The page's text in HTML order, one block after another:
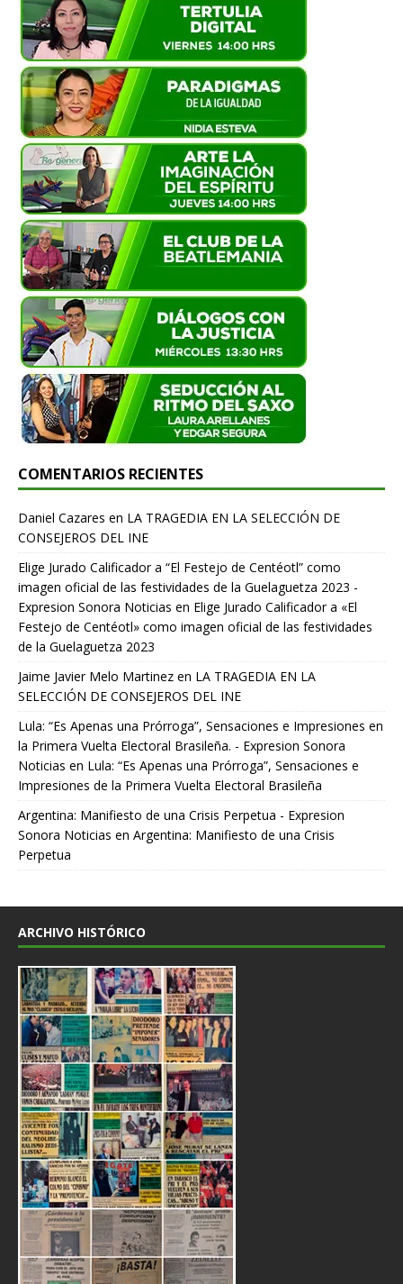
COMENTARIOS RECIENTES
Daniel Cazares en LA TRAGEDIA EN LA SELECCIÓN DE
CONSEJEROS DEL INE
Elige Jurado Calificador a “El Festejo de Centéotl” como
imagen oficial de las festividades de la Guelaguetza 2023 -
Expresion Sonora Noticias en Elige Jurado Calificador a «El
Festejo de Centéotl» como imagen oficial de las festividades
de la Guelaguetza 2023
Jaime Javier Melo Martinez en LA TRAGEDIA EN LA
SELECCIÓN DE CONSEJEROS DEL INE
Lula: “Es Apenas una Prórroga”, Sensaciones e Impresiones en
la Primera Vuelta Electoral Brasileña. - Expresion Sonora
Noticias en Lula: “Es Apenas una Prórroga”, Sensaciones e
Impresiones de la Primera Vuelta Electoral Brasileña
Argentina: Manifiesto de una Crisis Perpetua - Expresion
Sonora Noticias en Argentina: Manifiesto de una Crisis
Perpetua
ARCHIVO HISTÓRICO